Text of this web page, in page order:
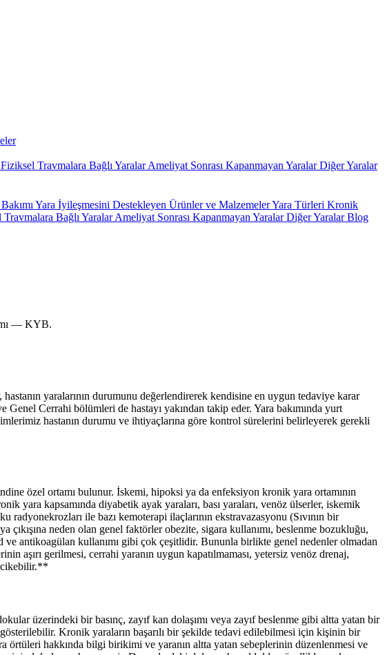
Fiziksel Travmalara Bağlı YaralarAmeliyat Sonrası Kapanmayan YaralarDiğer Yaralar
Yara İyileşmesini Destekleyen Ürünler ve MalzemelerYara Türleri Kronik
Travmalara Bağlı YaralarAmeliyat Sonrası Kapanmayan YaralarDiğer YaralarBlog
— KYB.
yaralarının durumunu değerlendirerek kendisine en uygun tedaviye karar
Genel Cerrahi bölümleri de hastayı yakından takip eder. Yara bakımında yurt
hastanın durumu ve ihtiyaçlarına göre kontrol sürelerini belirleyerek gerekli
özel ortamı bulunur. İskemi, hipoksi ya da enfeksiyon kronik yara ortamının
yara kapsamında diyabetik ayak yaraları, bası yaraları, venöz ülserler, iskemik
ile bazı kemoterapi ilaçlarının ekstravazasyonu (Sıvının bir
çıkışına neden olan genel faktörler obezite, sigara kullanımı, beslenme bozukluğu,
ve antikoagülan kullanımı gibi çok çeşitlidir. Bununla birlikte genel nedenler olmadan
aşırı gerilmesi, cerrahi yaranın uygun kapatılmaması, yetersiz venöz drenaj,
üzerindeki bir basınç, zayıf kan dolaşımı veya zayıf beslenme gibi altta yatan bir
Kronik yaraların başarılı bir şekilde tedavi edilebilmesi için kişinin bir
örtüleri hakkında bilgi birikimi ve yaranın altta yatan sebeplerinin düzenlenmesi ve